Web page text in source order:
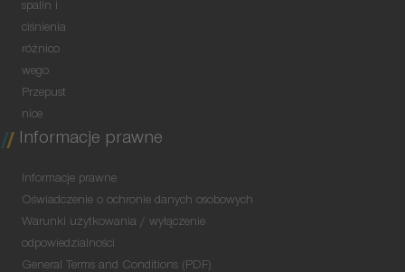
spalin i
ciśnienia
różnico
wego
Przepust
nice
Informacje prawne
Informacje prawne
Oświadczenie o ochronie danych osobowych
Warunki użytkowania / wyłączenie
odpowiedzialności
General Terms and Conditions (PDF)